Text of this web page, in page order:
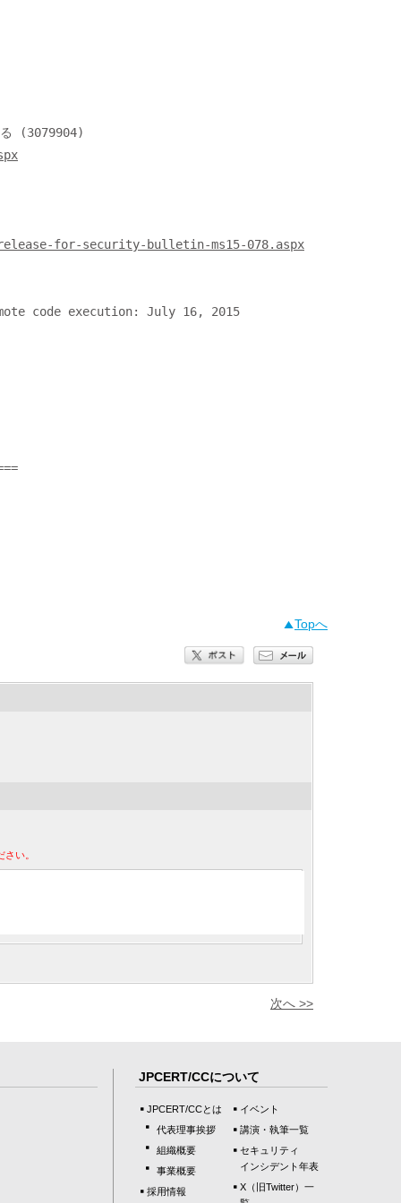
for-security-bulletin-ms15-078.aspx
Topへ
い。
次へ >>
JPCERT/CCについて
JPCERT/CCとは
代表理事挨拶
組織概要
事業概要
採用情報
イベント
講演・執筆一覧
セキュリティ
インシデント年表
X（旧Twitter）一